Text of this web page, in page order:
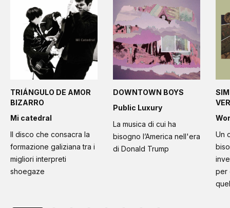
TRIÁNGULO DE AMOR
BIZARRO
Mi catedral
Il disco che consacra la
formazione galiziana tra i
migliori interpreti
shoegaze
DOWNTOWN BOYS
Public Luxury
La musica di cui ha
bisogno l’America nell'era
di Donald Trump
Un
per